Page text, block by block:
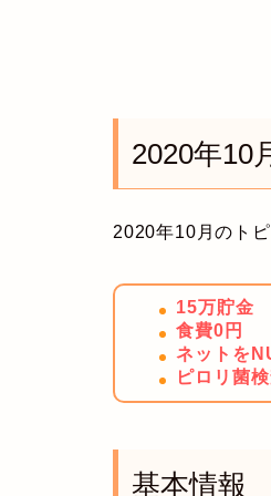
2020年10
2020年10月のト
15万貯金
食費0円
ネットを
ピロリ菌
基本情報